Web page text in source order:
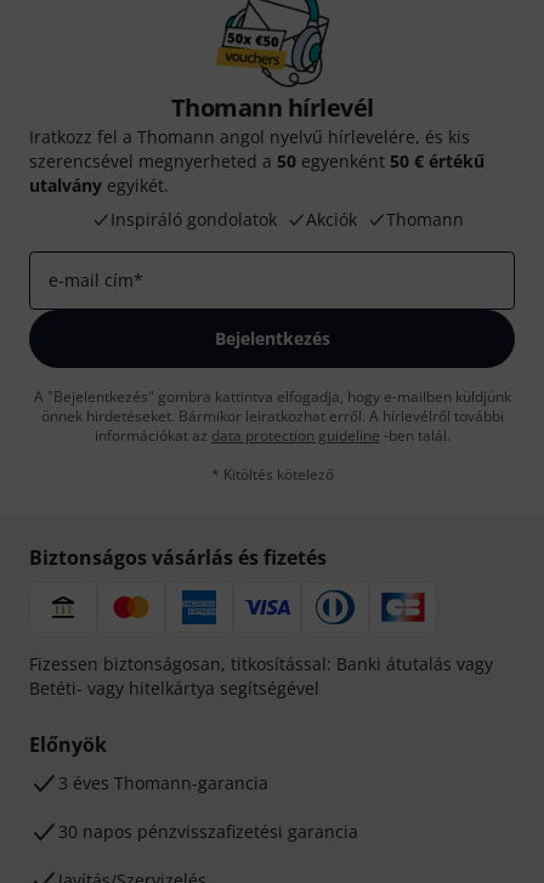
Thomann hírlevél
Iratkozz fel a Thomann angol nyelvű hírlevelére, és kis
szerencsével megnyerheted a 50 egyenként 50 € értékű
utalvány egyikét.
Inspiráló gondolatok
Akciók Thomann
e-mail cím*
Bejelentkezés
A "Bejelentkezés" gombra kattintva elfogadja, hogy e-mailben küldjünk
önnek hirdetéseket. Bármikor leiratkozhat erről. A hírlevélről további
információkat az data protection guideline -ben talál.
* Kitöltés kötelező
Biztonságos vásárlás és fizetés
Fizessen biztonságosan, titkosítással: Banki átutalás vagy
Betéti- vagy hitelkártya segítségével
Előnyök
3 éves Thomann-garancia
30 napos pénzvisszafizetési garancia